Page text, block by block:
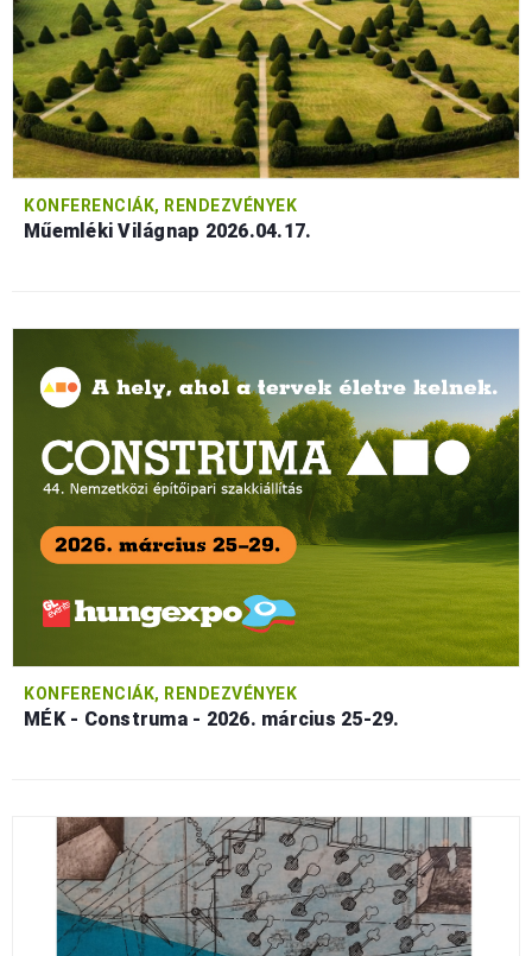
KONFERENCIÁK, RENDEZVÉNYEK
Műemléki Világnap 2026.04.17.
KONFERENCIÁK, RENDEZVÉNYEK
MÉK - Construma - 2026. március 25-29.